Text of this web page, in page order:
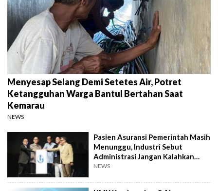
Menyesap Selang Demi Setetes Air, Potret
Ketangguhan Warga Bantul Bertahan Saat
Kemarau
NEWS
Pasien Asuransi Pemerintah Masih
Menunggu, Industri Sebut
Administrasi Jangan Kalahkan
Kemanusiaan
NEWS